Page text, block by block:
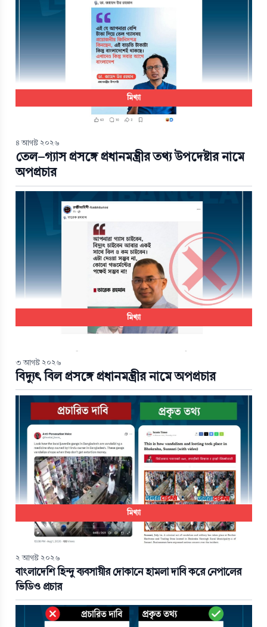
মিথ্যা
৪ আগস্ট ২০২৬
তেল-গ্যাস প্রসঙ্গে প্রধানমন্ত্রীর তথ্য উপদেষ্টার নামে
অপপ্রচার
মিথ্যা
৩ আগস্ট ২০২৬
বিদ্যুৎ বিল প্রসঙ্গে প্রধানমন্ত্রীর নামে অপপ্রচার
মিথ্যা
২ আগস্ট ২০২৬
বাংলাদেশি হিন্দু ব্যবসায়ীর দোকানে হামলা দাবি করে নেপালের
ভিডিও প্রচার